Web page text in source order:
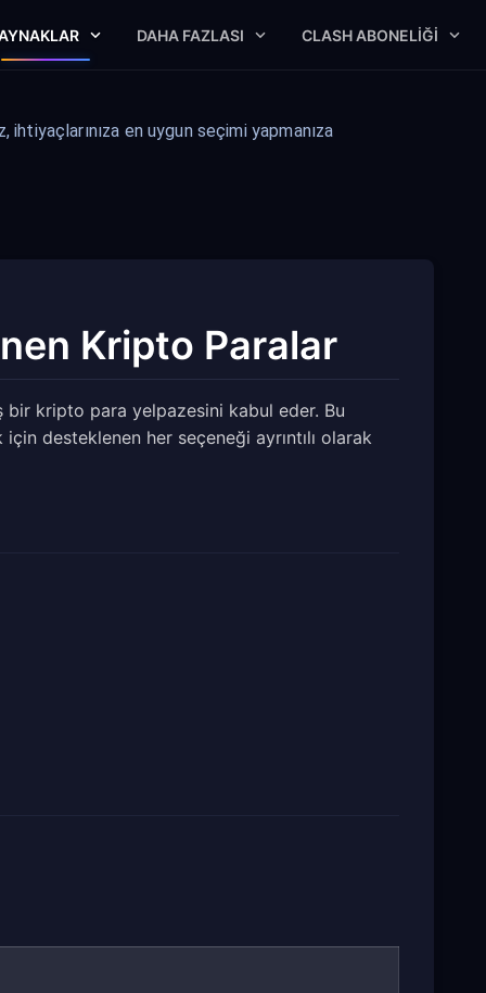
DAHA FAZLASI CLASH ABONELIĞI
en uygun seçimi yapmanıza
Kripto Paralar
bir kripto para yelpazesini kabul eder. Bu
desteklenen her seçeneği ayrıntılı olarak